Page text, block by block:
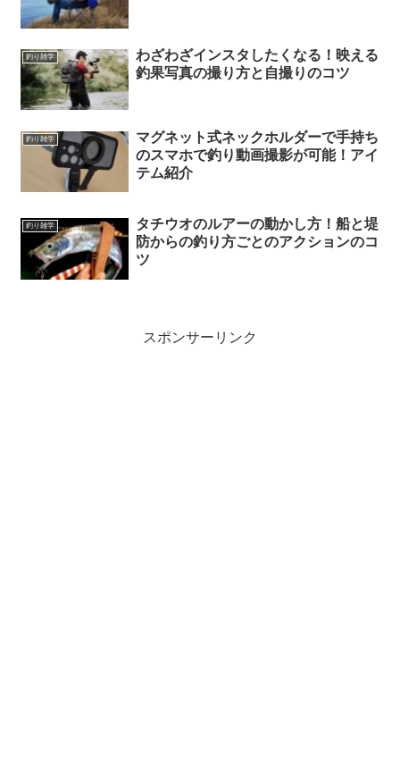
釣り雑学
わざわざインスタしたくなる！映える
釣果写真の撮り方と自撮りのコツ
釣り雑学
マグネット式ネックホルダーで手持ち
のスマホで釣り動画撮影が可能！アイ
テム紹介
釣り雑学
タチウオのルアーの動かし方！船と堤
防からの釣り方ごとのアクションのコ
ツ
スポンサーリンク